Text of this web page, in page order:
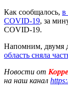
Как сообщалось, в
COVID-19, за
COVID-19.
Напомним, двумя
область сняла
Новости от
на наш канал